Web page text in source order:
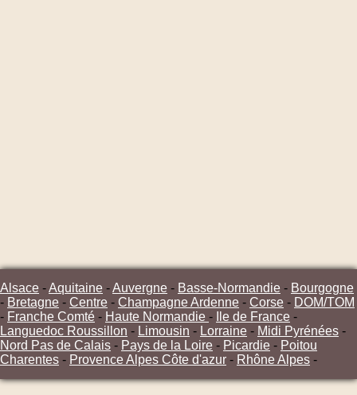
Alsace -Aquitaine -Auvergne - Basse-Normandie - Bourgogne
- Bretagne - Centre - Champagne Ardenne - Corse - DOM/TOM
- Franche Comté - Haute Normandie - Ile de France -
Languedoc Roussillon - Limousin - Lorraine - Midi Pyrénées -
Nord Pas de Calais - Pays de la Loire - Picardie - Poitou
Charentes - Provence Alpes Côte d'azur - Rhône Alpes -